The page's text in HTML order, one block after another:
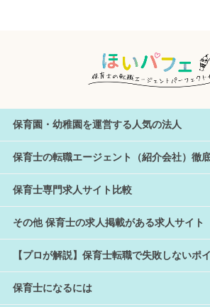
保育園・幼稚園を運営する人気の法人
保育士の転職エージェント（紹介会社）徹
保育士専門求人サイト比較
その他 保育士の求人掲載がある求人サイト
【プロが解説】保育士転職で失敗しないポ
保育士になるには